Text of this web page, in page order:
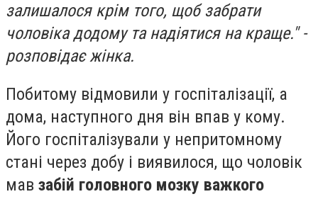
залишалося крім того, щоб забрати
чоловіка додому та надіятися на краще." -
розповідає жінка.
Побитому відмовили у госпіталізації, а
дома, наступного дня він впав у кому.
Його госпіталізували у непритомному
стані через добу і виявилося, що чоловік
мав забій головного мозку важкого